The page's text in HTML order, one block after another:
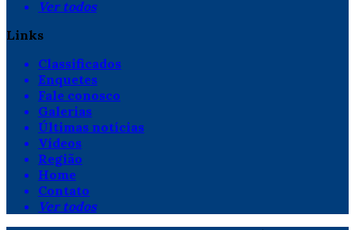
Ver todos
Links
Classificados
Enquetes
Fale conosco
Galerias
Últimas notícias
Vídeos
Região
Home
Contato
Ver todos